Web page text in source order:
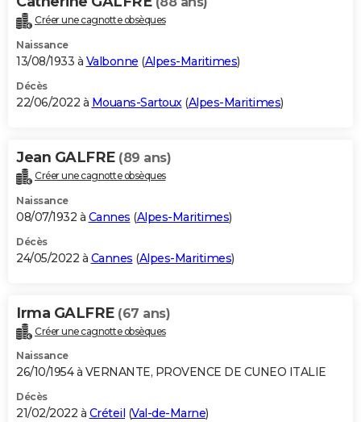
Créer une cagnotte obsèques
Naissance
13/08/1933 à Valbonne (Alpes-Maritimes)
Décès
22/06/2022 à Mouans-Sartoux(Alpes-Maritimes)
Jean GALFRE (89 ans)
Créer une cagnotte obsèques
Naissance
08/07/1932 à Cannes (Alpes-Maritimes)
Décès
24/05/2022 à Cannes (Alpes-Maritimes)
Irma GALFRE (67 ans)
Créer une cagnotte obsèques
Naissance
26/10/1954 à VERNANTE, PROVENCE DE CUNEO ITALIE
Décès
21/02/2022 à Créteil (Val-de-Marne)